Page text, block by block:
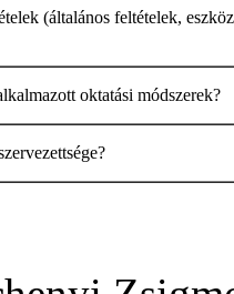
(általános feltételek,
oktatási módszerek?